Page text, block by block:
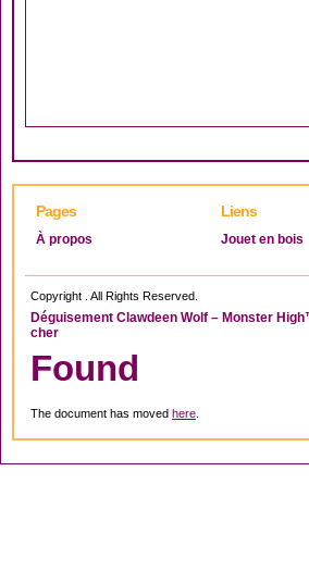
Pages
À propos
Liens
Jouet en bois
Copyright . All Rights Reserved.
Déguisement Clawdeen Wolf – Monster
cher
Found
The document has moved here